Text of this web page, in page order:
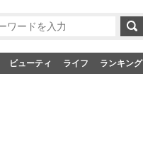
ビューティ ライフ ランキング